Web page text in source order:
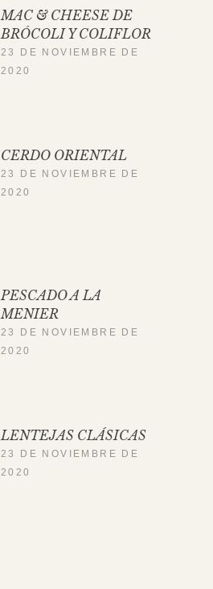
MAC & CHEESE DE
BRÓCOLI Y COLIFLOR
23 DE NOVIEMBRE DE
2020
CERDO ORIENTAL
23 DE NOVIEMBRE DE
2020
PESCADO A LA
MENIER
23 DE NOVIEMBRE DE
2020
LENTEJAS CLÁSICAS
23 DE NOVIEMBRE DE
2020